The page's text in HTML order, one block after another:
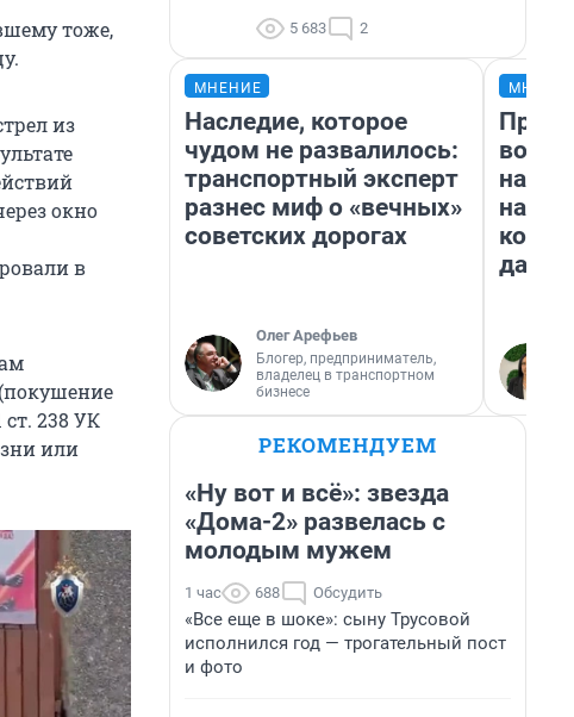
тоже,
из
окно
в
ст. 238 УК
или
5 683 2
МНЕНИЕ
Наследие, которое
чудом не развалилось:
транспортный эксперт
разнес миф о «вечных»
советских дорогах
Олег Арефьев
Блогер, предприниматель,
владелец в транспортном
бизнесе
нам
даже
РЕКОМЕНДУЕМ
«Ну вот и всё»: звезда
«Дома-2» развелась с
молодым мужем
1 час 688 Обсудить
«Все еще в шоке»: сыну Трусовой
исполнился год — трогательный пост
и фото